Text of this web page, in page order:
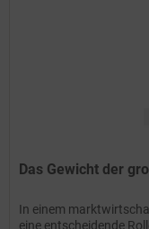
Das Gewicht der
In einem
eine entscheidende